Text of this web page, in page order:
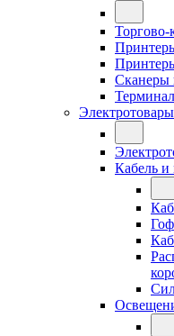
Торгово-
Сканеры
Электротовары
Кабель